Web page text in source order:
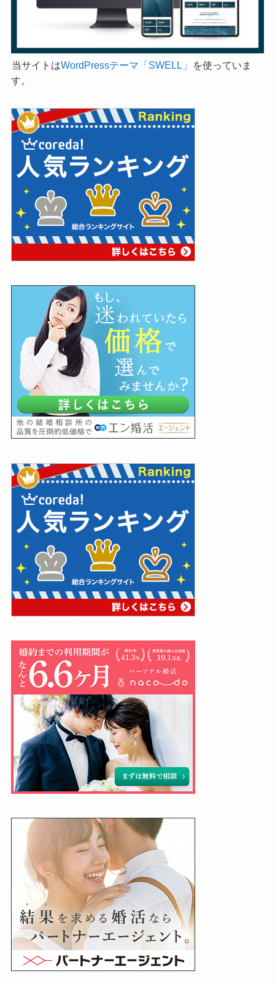
当サイトはWordPressテーマ「SWELL」
を使っていま
す。